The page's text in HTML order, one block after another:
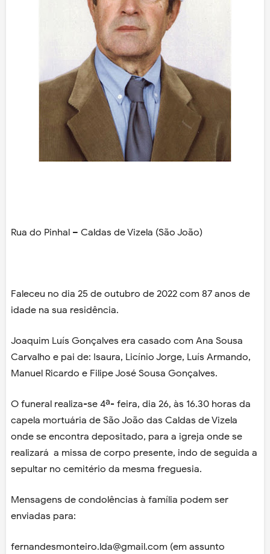
Rua do Pinhal – Caldas de Vizela (São João)
Faleceu no dia 25 de outubro de 2022 com 87 anos de
idade na sua residência.
Joaquim Luís Gonçalves era casado com Ana Sousa
Carvalho e pai de: Isaura, Licínio Jorge, Luís Armando,
Manuel Ricardo e Filipe José Sousa Gonçalves.
O funeral realiza-se 4ª- feira, dia 26, às 16.30 horas da
capela mortuária de São João das Caldas de Vizela
onde se encontra depositado, para a igreja onde se
realizará a missa de corpo presente, indo de seguida a
sepultar no cemitério da mesma freguesia.
Mensagens de condolências à família podem ser
enviadas para:
fernandesmonteiro.lda@gmail.com (em assunto